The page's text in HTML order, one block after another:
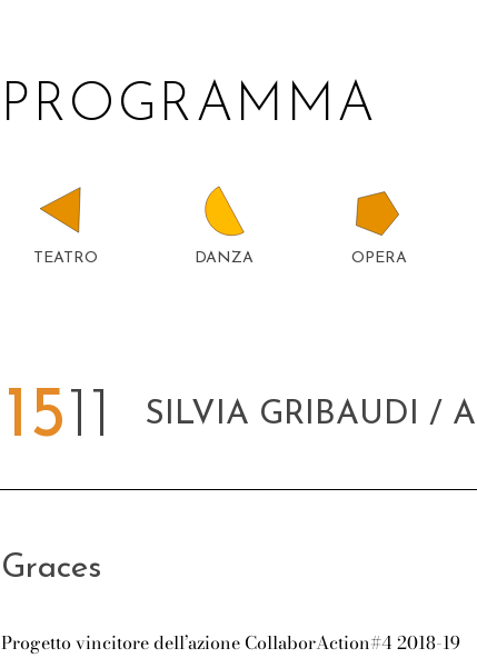
CARTELLONE 2026
GRADUS I ED.
QUADERNI RPF
NEWS
PROGRAMMA
TEATRO DANZA OPERA
15 11 SILVIA GRIBAUDI /
Graces
Progetto vincitore dell’azione CollaborAction#4 2018-19